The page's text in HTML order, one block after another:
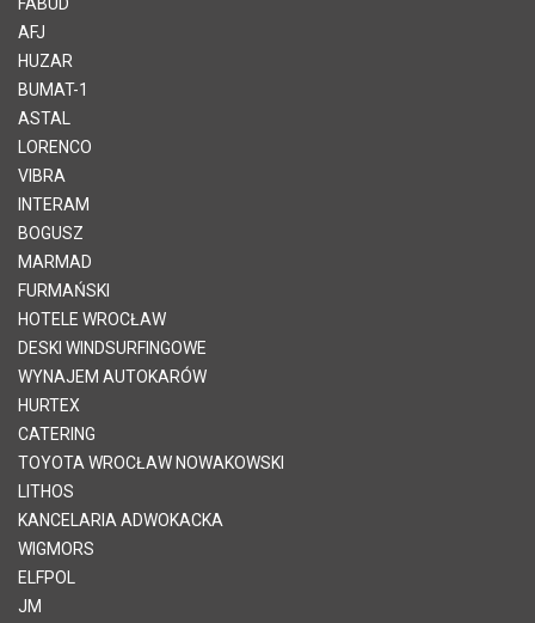
AFJ
HUZAR
BUMAT-1
ASTAL
LORENCO
VIBRA
INTERAM
BOGUSZ
MARMAD
FURMAŃSKI
HOTELE WROCŁAW
DESKI WINDSURFINGOWE
WYNAJEM AUTOKARÓW
HURTEX
CATERING
TOYOTA WROCŁAW NOWAKOWSKI
LITHOS
KANCELARIA ADWOKACKA
WIGMORS
ELFPOL
JM